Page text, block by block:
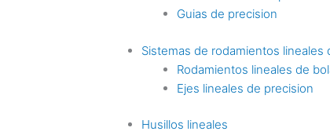
Guias de precision
Sistemas de rodamientos lineales
Rodamientos lineales de
Ejes lineales de precision
Husillos lineales